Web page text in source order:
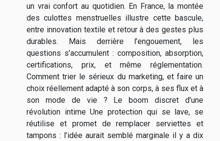
un vrai confort au quotidien. En France, la montée
des culottes menstruelles illustre cette bascule,
entre innovation textile et retour à des gestes plus
durables. Mais derrière l’engouement, les
questions s’accumulent : composition, absorption,
certifications, prix, et même réglementation.
Comment trier le sérieux du marketing, et faire un
choix réellement adapté à son corps, à ses flux et à
son mode de vie ? Le boom discret d’une
révolution intime Une protection qui se lave, se
réutilise et promet de remplacer serviettes et
tampons : l’idée aurait semblé marginale il y a dix